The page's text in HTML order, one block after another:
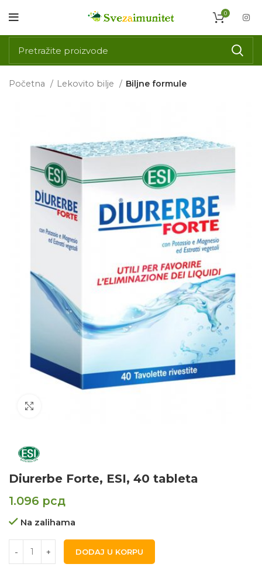
0
Početna Lekovito bilje Biljne formule
Diurerbe Forte, ESI, 40 tableta
1.096 рсд
Na zalihama
DODAJ U KORPU